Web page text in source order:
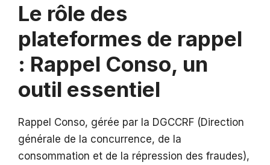
Le rôle des
plateformes de rappel
: Rappel Conso, un
outil essentiel
Rappel Conso, gérée par la DGCCRF (Direction
générale de la concurrence, de la
consommation et de la répression des fraudes),